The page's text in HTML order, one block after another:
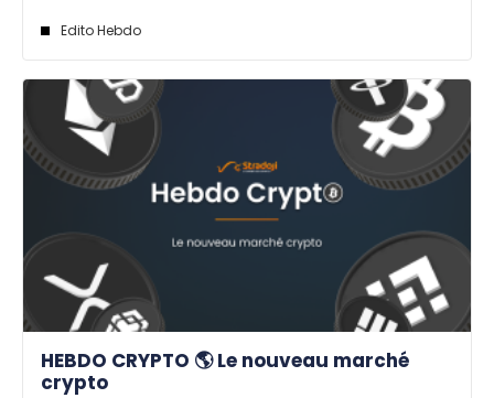
Edito Hebdo
HEBDO CRYPTO 🌎 Le nouveau marché
crypto